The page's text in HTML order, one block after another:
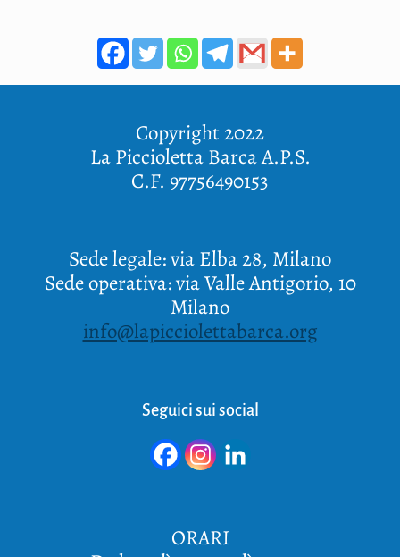
Copyright 2022
La Piccioletta Barca A.P.S.
C.F. 97756490153
Sede legale: via Elba 28, Milano
Sede operativa: via Valle Antigorio, 10
Milano
info@lapicciolettabarca.org
Seguici sui social
ORARI